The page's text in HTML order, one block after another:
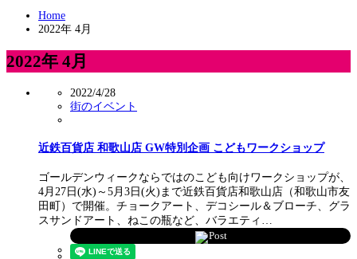
Home
2022年 4月
2022年 4月
2022/4/28
街のイベント
近鉄百貨店 和歌山店 GW特別企画 こどもワークショップ
ゴールデンウィークならではのこども向けワークショップが、
4月27日(水)～5月3日(火)まで近鉄百貨店和歌山店（和歌山市友
田町）で開催。チョークアート、デコシール＆ブローチ、グラ
スサンドアート、ねこの瓶など、バラエティ…
Post